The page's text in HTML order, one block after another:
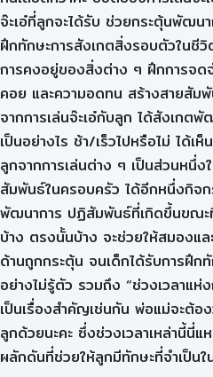
จ๊ะเอ๋ที่ลูกจะได้รับ ช่วยกระตุ้นพัฒน
ฝึกทักษะการสังเกตสิ่งรอบตัวในชีวิ
การคงอยู่ของสิ่งต่าง ๆ ฝึกการจด
คอย และความอดทน สร้างสายสัม
จากการเล่นจ๊ะเอ๋กับลูก ได้สังเกต
เป็นอย่างไร ช้า/เร็วไปหรือไม่ ได้
ลูกจากการเล่นต่าง ๆ เป็นส่วนหนึ่ง
สัมพันธ์ในครอบครัว ได้อีกหนึ่งกิจ
พัฒนาการ ปฏิสัมพันธ์ที่เกิดขึ้นขณะ
บ้าง ตรงนั้นบ้าง จะช่วยให้สมองแ
ด้านถูกกระตุ้น จนเด็กได้รับการฝึก
อย่างไม่รู้ตัว รวมถึง “ช่วงเวลาแ
เป็นเรื่องสำคัญเช่นกัน พ่อแม่จะต้อ
ลูกด้วยนะคะ ซึ่งช่วงเวลาเหล่านี้นี่แ
ผลักดันที่ช่วยให้ลูกมีทักษะที่จำเป็น